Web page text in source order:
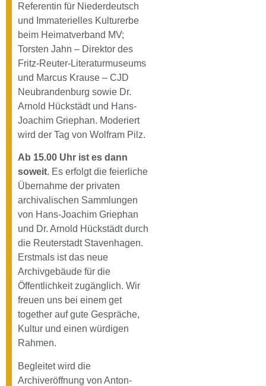
Referentin für Niederdeutsch
und Immaterielles Kulturerbe
beim Heimatverband MV;
Torsten Jahn – Direktor des
Fritz-Reuter-Literaturmuseums
und Marcus Krause – CJD
Neubrandenburg sowie Dr.
Arnold Hückstädt und Hans-
Joachim Griephan. Moderiert
wird der Tag von Wolfram Pilz.
Ab 15.00 Uhr ist es dann
soweit. Es erfolgt die feierliche
Übernahme der privaten
archivalischen Sammlungen
von Hans-Joachim Griephan
und Dr. Arnold Hückstädt durch
die Reuterstadt Stavenhagen.
Erstmals ist das neue
Archivgebäude für die
Öffentlichkeit zugänglich. Wir
freuen uns bei einem get
together auf gute Gespräche,
Kultur und einen würdigen
Rahmen.
Begleitet wird die
Archiveröffnung von Anton-